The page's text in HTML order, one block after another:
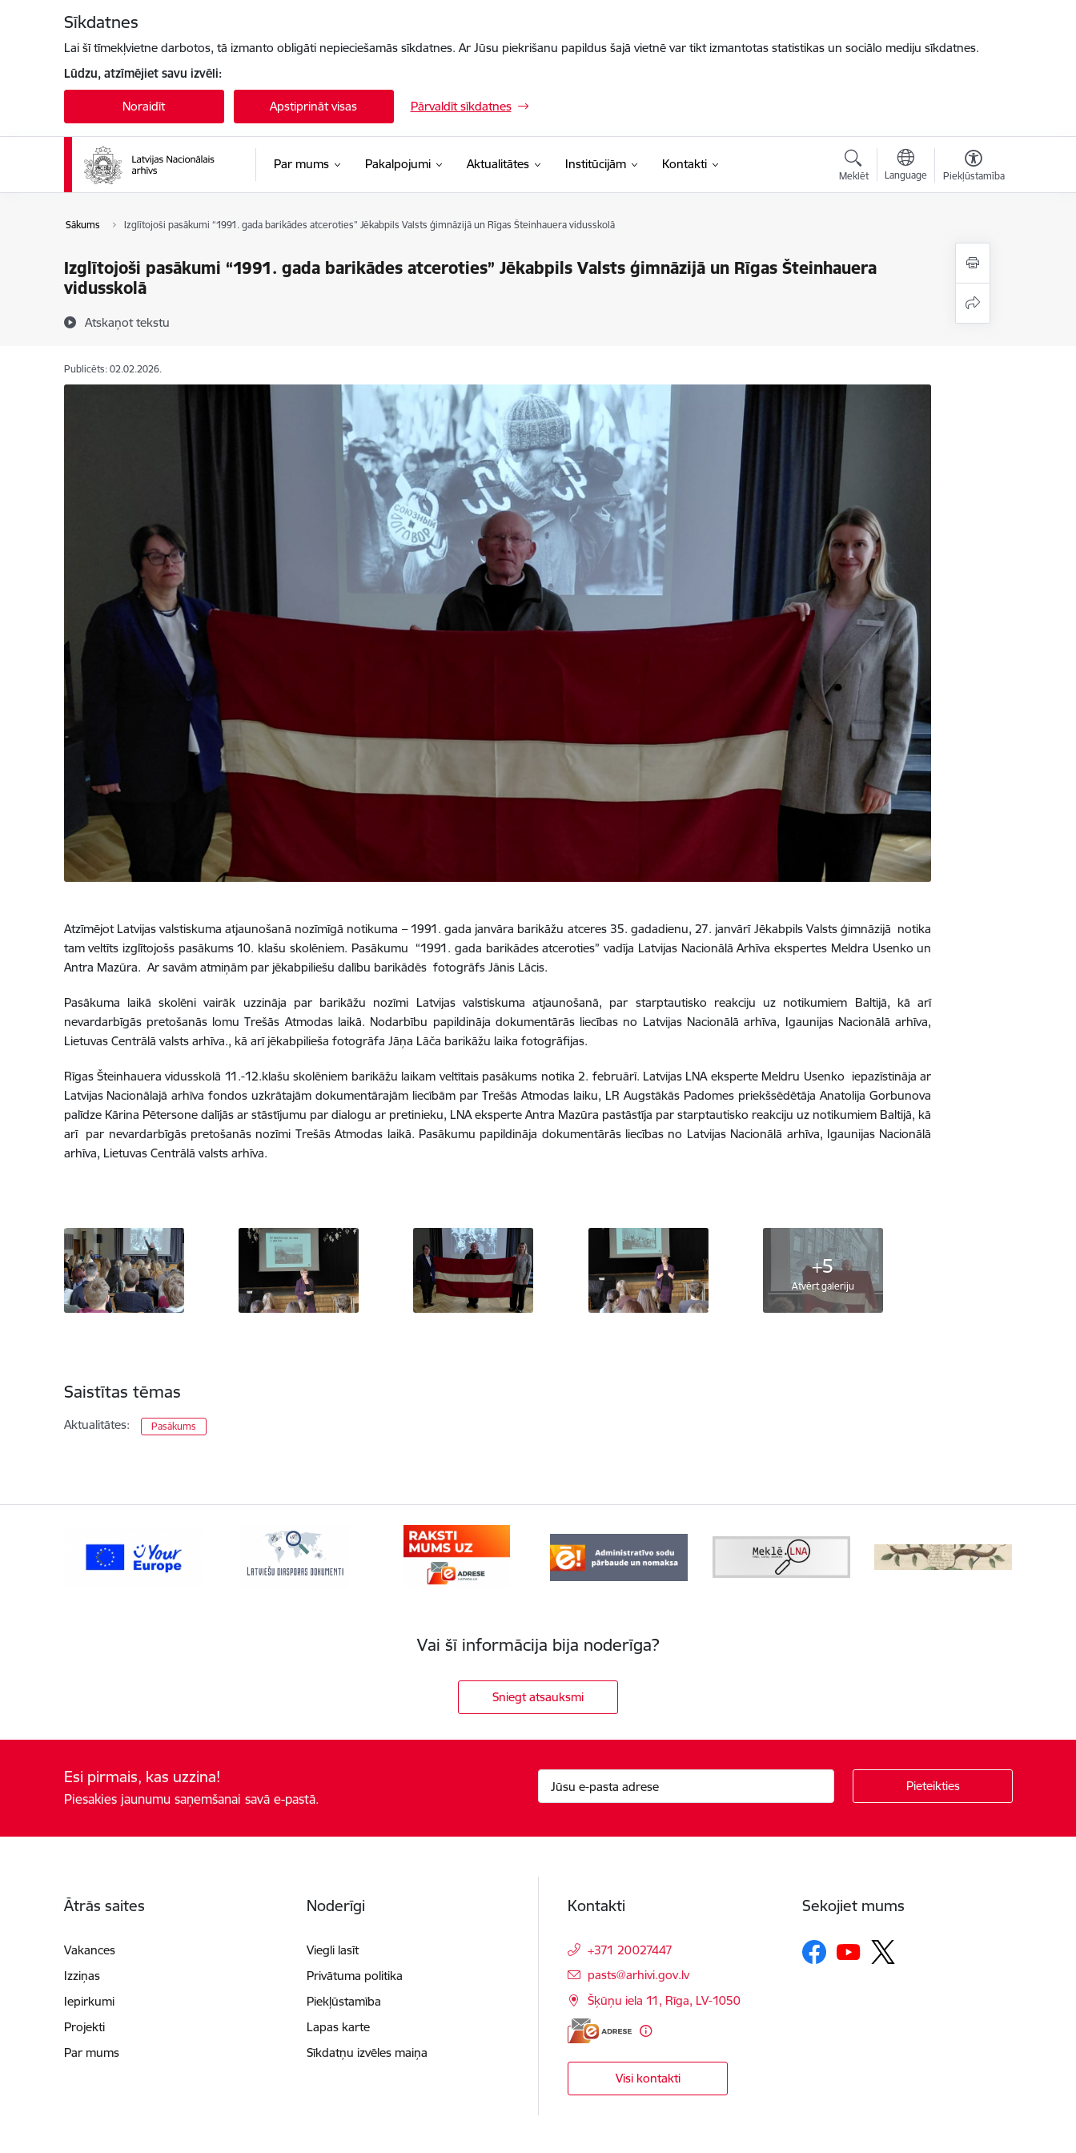
Sīkdatnes
Lai šī tīmekļvietne darbotos, tā izmanto obligāti nepieciešamās sīkdatnes. Ar Jūsu piekrišanu papildus šajā vietnē var tikt izmantotas statistikas un sociālo mediju sīkdatnes.
Lūdzu, atzīmējiet savu izvēli:
Noraidīt Apstiprināt visas Pārvaldīt sīkdatnes
Par mums Pakalpojumi Aktualitātes Institūcijām Kontakti
Meklēt Language Piekļūstamība
Sākums Izglītojoši pasākumi “1991. gada barikādes atceroties” Jēkabpils Valsts ģimnāzijā un Rīgas Šteinhauera vidusskolā
Izglītojoši pasākumi “1991. gada barikādes atceroties” Jēkabpils Valsts ģimnāzijā un Rīgas Šteinhauera
vidusskolā
Atskaņot tekstu
Publicēts: 02.02.2026.
Atzīmējot Latvijas valstiskuma atjaunošanā nozīmīgā notikuma – 1991. gada janvāra barikāžu atceres 35. gadadienu, 27. janvārī Jēkabpils Valsts ģimnāzijā notika
tam veltīts izglītojošs pasākums 10. klašu skolēniem. Pasākumu “1991. gada barikādes atceroties” vadīja Latvijas Nacionālā Arhīva ekspertes Meldra Usenko un
Antra Mazūra. Ar savām atmiņām par jēkabpiliešu dalību barikādēs fotogrāfs Jānis Lācis.
Pasākuma laikā skolēni vairāk uzzināja par barikāžu nozīmi Latvijas valstiskuma atjaunošanā, par starptautisko reakciju uz notikumiem Baltijā, kā arī
nevardarbīgās pretošanās lomu Trešās Atmodas laikā. Nodarbību papildināja dokumentārās liecības no Latvijas Nacionālā arhīva, Igaunijas Nacionālā arhīva,
Lietuvas Centrālā valsts arhīva., kā arī jēkabpilieša fotogrāfa Jāņa Lāča barikāžu laika fotogrāfijas.
Rīgas Šteinhauera vidusskolā 11.-12.klašu skolēniem barikāžu laikam veltītais pasākums notika 2. februārī. Latvijas LNA eksperte Meldru Usenko iepazīstināja ar
Latvijas Nacionālajā arhīva fondos uzkrātajām dokumentārajām liecībām par Trešās Atmodas laiku, LR Augstākās Padomes priekšsēdētāja Anatolija Gorbunova
palīdze Kārina Pētersone dalījās ar stāstījumu par dialogu ar pretinieku, LNA eksperte Antra Mazūra pastāstīja par starptautisko reakciju uz notikumiem Baltijā, kā
arī par nevardarbīgās pretošanās nozīmi Trešās Atmodas laikā. Pasākumu papildināja dokumentārās liecības no Latvijas Nacionālā arhīva, Igaunijas Nacionālā
arhīva, Lietuvas Centrālā valsts arhīva.
+5
Atvērt galeriju
Saistītas tēmas
Aktualitātes: Pasākums
Vai šī informācija bija noderīga?
Sniegt atsauksmi
Esi pirmais, kas uzzina!
Piesakies jaunumu saņemšanai savā e-pastā.
Ātrās saites
Vakances
Izziņas
Iepirkumi
Projekti
Par mums
Noderīgi
Viegli lasīt
Privātuma politika
Piekļūstamība
Lapas karte
Sīkdatņu izvēles maiņa
Kontakti
+371 20027447
E-pasts:
pasts@arhivi.gov.lv
Šķūņu iela 11, Rīga, LV-1050
Visi kontakti
Sekojiet mums